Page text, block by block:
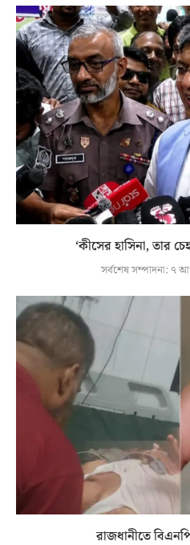
‘কীসের হাসিনা, তার
সর্বশেষ সম্পাদনা: ৭
রাজধানীতে